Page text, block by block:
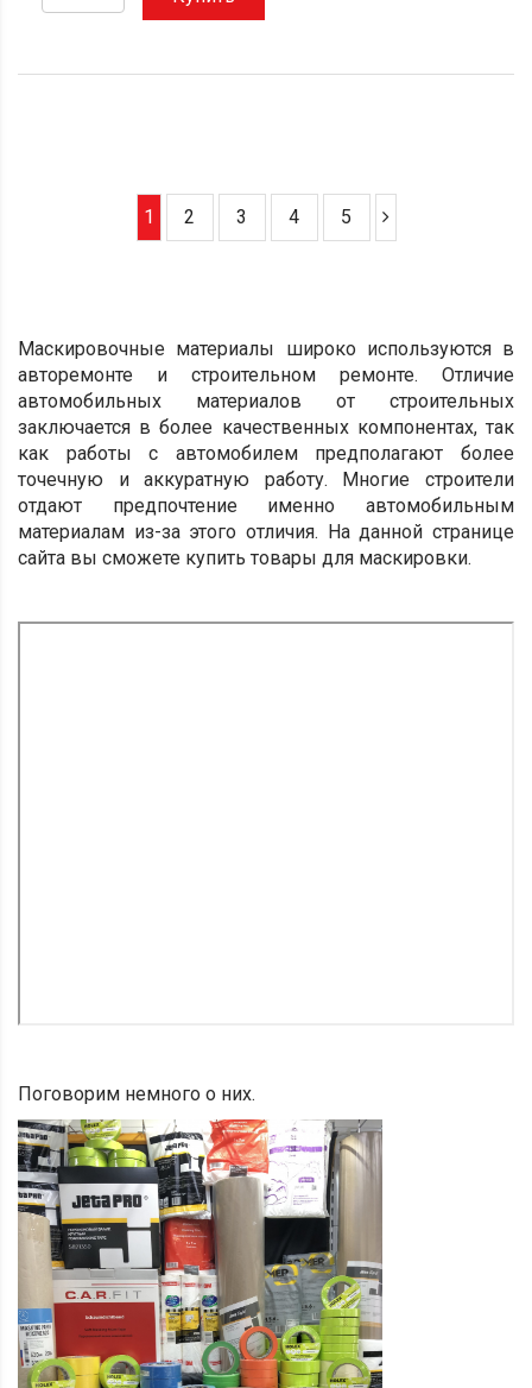
1 2 3 4 5
Маскировочные материалы широко используются в
авторемонте и строительном ремонте. Отличие
автомобильных материалов от строительных
заключается в более качественных компонентах, так
как работы с автомобилем предполагают более
точечную и аккуратную работу. Многие строители
отдают предпочтение именно автомобильным
материалам из-за этого отличия. На данной странице
сайта вы сможете купить товары для маскировки.
Поговорим немного о них.